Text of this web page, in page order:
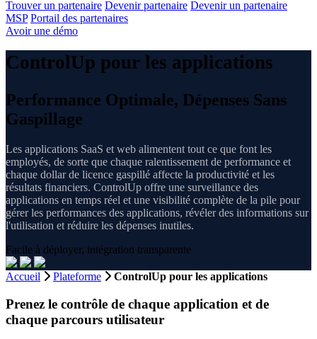
Trouver un partenaire Devenir partenaire Devenir un partenaire
MSP Portail des partenaires
Avoir une démo
ControlUp pour les applications
Performance Optimale, Dépenses Sans
Gaspillage
Les applications SaaS et web alimentent tout ce que font les
employés, de sorte que chaque ralentissement de performance et
chaque dollar de licence gaspillé affecte la productivité et les
résultats financiers. ControlUp offre une surveillance des
applications en temps réel et une visibilité complète de la pile pour
gérer les performances des applications, révéler des informations sur
l'utilisation et réduire les dépenses inutiles.
Facile à déployer, intégration transparente
Accueil Plateforme ControlUp pour les applications
Prenez le contrôle de chaque application et de
chaque parcours utilisateur